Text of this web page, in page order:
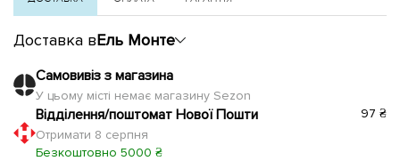
Доставка вЕль Монте
Самовивіз з магазина
У цьому місті немає магазину Sezon
Відділення/поштомат Нової Пошти
Отримати 8 серпня
Безкоштовно 5000 ₴
97 ₴